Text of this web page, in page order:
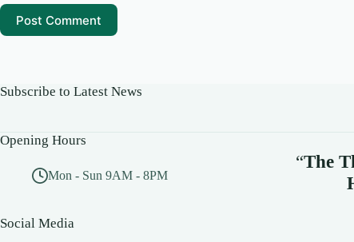
Post Comment
Subscribe to Latest News
Opening Hours
Mon - Sun 9AM - 8PM
Social Media
“The